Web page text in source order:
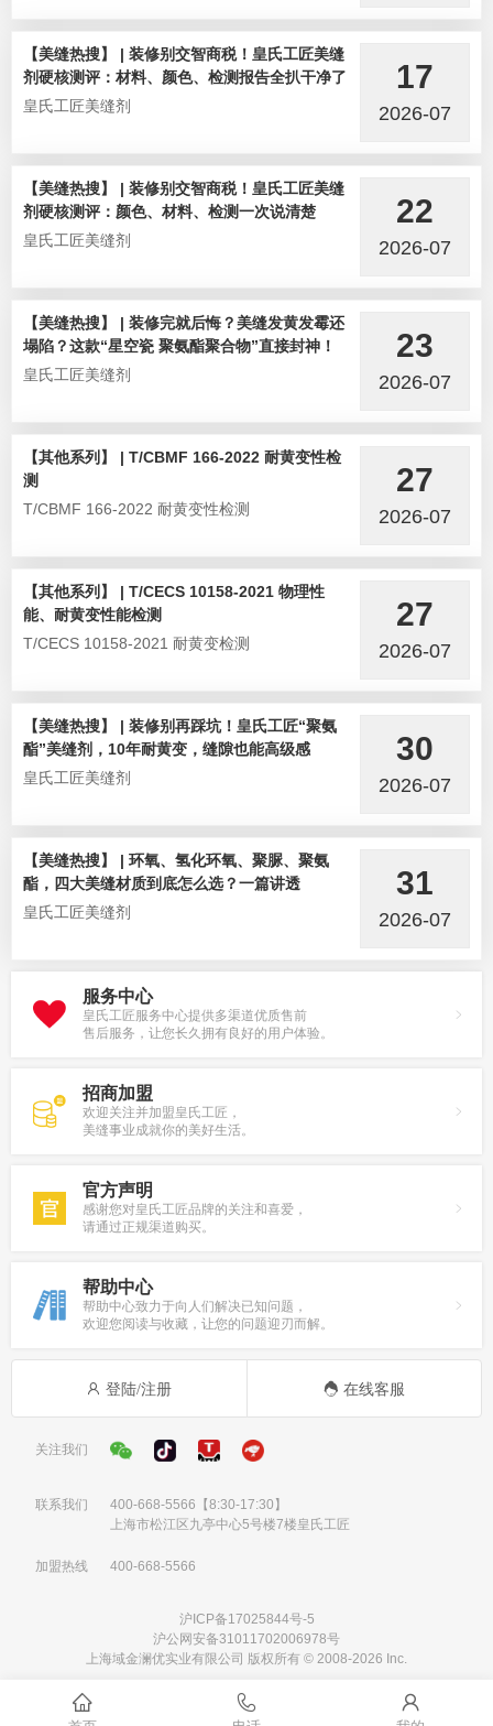
【美缝热搜】 | 装修别交智商税！皇氏工匠美缝
剂硬核测评：材料、颜色、检测报告全扒干净了
皇氏工匠美缝剂
17
2026-07
【美缝热搜】 | 装修别交智商税！皇氏工匠美缝
剂硬核测评：颜色、材料、检测一次说清楚
皇氏工匠美缝剂
22
2026-07
【美缝热搜】 | 装修完就后悔？美缝发黄发霉还
塌陷？这款“星空瓷 聚氨酯聚合物”直接封神！
皇氏工匠美缝剂
23
2026-07
【其他系列】 | T/CBMF 166-2022 耐黄变性检
测
T/CBMF 166-2022 耐黄变性检测
27
2026-07
【其他系列】 | T/CECS 10158-2021 物理性
能、耐黄变性能检测
T/CECS 10158-2021 耐黄变检测
27
2026-07
【美缝热搜】 | 装修别再踩坑！皇氏工匠“聚氨
酯”美缝剂，10年耐黄变，缝隙也能高级感
皇氏工匠美缝剂
30
2026-07
【美缝热搜】 | 环氧、氢化环氧、聚脲、聚氨
酯，四大美缝材质到底怎么选？一篇讲透
皇氏工匠美缝剂
31
2026-07
服务中心
皇氏工匠服务中心提供多渠道优质售前
售后服务，让您长久拥有良好的用户体验。
招商加盟
欢迎关注并加盟皇氏工匠，
美缝事业成就你的美好生活。
官方声明
感谢您对皇氏工匠品牌的关注和喜爱，
请通过正规渠道购买。
帮助中心
帮助中心致力于向人们解决已知问题，
欢迎您阅读与收藏，让您的问题迎刃而解。
登陆/注册 在线客服
关注我们
联系我们 400-668-5566 【8:30-17:30】
上海市松江区九亭中心5号楼7楼皇氏工匠
加盟热线 400-668-5566
沪ICP备17025844号-5
沪公网安备31011702006978号
上海域金澜优实业有限公司 版权所有 © 2008-2026 Inc.